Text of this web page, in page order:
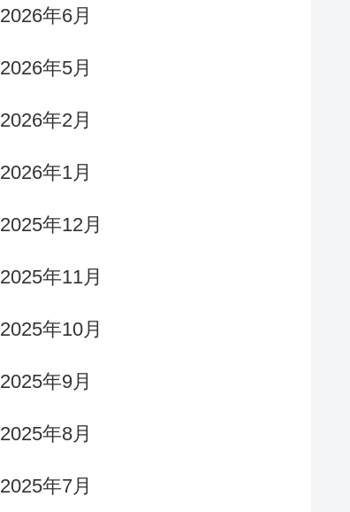
2026年6月
2026年5月
2026年2月
2026年1月
2025年12月
2025年11月
2025年10月
2025年9月
2025年8月
2025年7月